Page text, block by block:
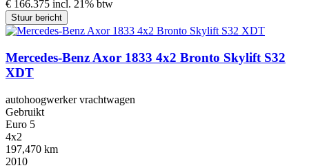
€ 166.375 incl. 21% btw
Stuur bericht
Mercedes-Benz Axor 1833 4x2 Bronto Skylift S32
XDT
autohoogwerker vrachtwagen
Gebruikt
Euro 5
4x2
197,470 km
2010